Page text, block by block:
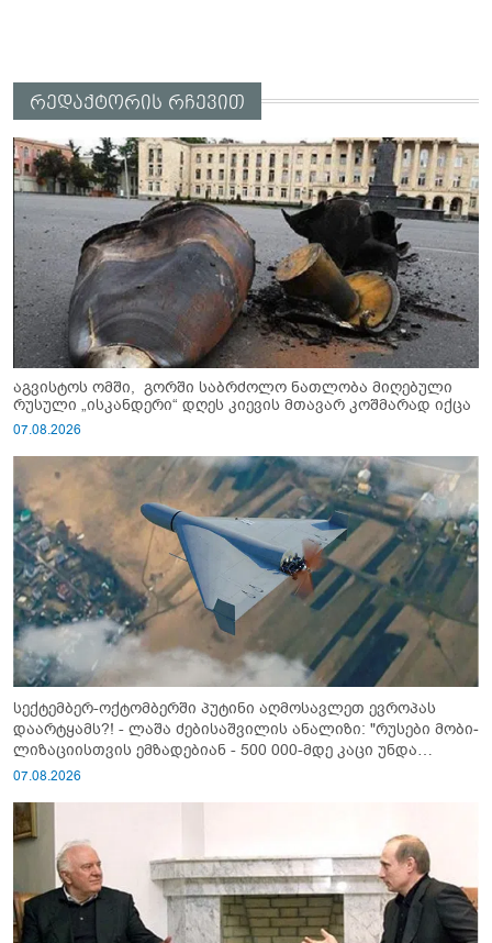
რედაქტორის რჩევით
აგვისტოს ომში, გორში საბრძოლო ნათლობა მიღებული
რუსული „ისკანდერი“ დღეს კიევის მთავარ კოშმარად იქცა
07.08.2026
სექტემბერ-ოქტომბერში პუტინი აღმოსავლეთ ევროპას
დაარტყამს?! - ლაშა ძებისაშვილის ანალიზი: "რუსები მობი­
ლიზაციისთვის ემზადებიან - 500 000-მდე კაცი უნდა
გაიწვიონ ომში"
07.08.2026